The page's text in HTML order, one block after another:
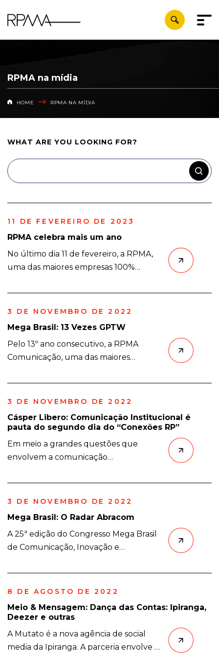
RPMA na mídia
HOME RPMA NA MÍDIA
WHAT ARE YOU LOOKING FOR?
11 DE FEVEREIRO DE 2023
RPMA celebra mais um ano
No último dia 11 de fevereiro, a RPMA,
uma das maiores empresas 100%
comunicação integrada do país,
o anúncio do aumento de 12% em seu
faturamento em relação ao ano
anterior. O crescimento deveu-se à
3 DE NOVEMBRO DE 2022
Mega Brasil: 13 Vezes GPTW
Pelo 13º ano consecutivo, a RPMA
Comunicação, uma das maiores
independentes de PR e comunicação
um excelente local para trabalhar. A
esse reconhecimento, comemora o
selo, assim como o engajamento e as
3 DE NOVEMBRO DE 2022
Cásper Libero: Comunicação Institucional é
pauta do segundo dia do “Conexões RP”
Em meio a grandes questões que
envolvem a comunicação
Institucional se destaca por ser a área
torna-se algo essencial no âmbito das
relações públicas. Dessa forma, o
segundo dia do Conexões RP 2022
abordando o tema e ressaltando sua
[…]
3 DE NOVEMBRO DE 2022
Mega Brasil: O Radar Abracom
A 25ª edição do Congresso Mega Brasil
de Comunicação, Inovação e
na Unibes Cultural, um dos espaços
central “Diversidade, Conectividade e
Transformadora”, a edição deste ano
trouxe para o público uma
8 DE AGOSTO DE 2022
Meio & Mensagem: Dança das Contas: Ipiranga,
Deezer e outras
A Mutato é a nova agência de social
media da Ipiranga. A parceria envolve a